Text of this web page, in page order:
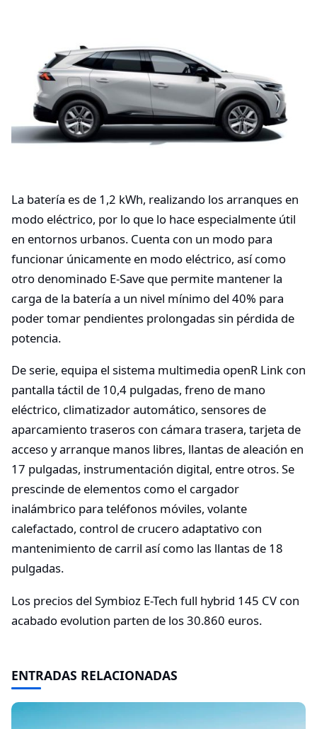
La batería es de 1,2 kWh, realizando los arranques en
modo eléctrico, por lo que lo hace especialmente útil
en entornos urbanos. Cuenta con un modo para
funcionar únicamente en modo eléctrico, así como
otro denominado E-Save que permite mantener la
carga de la batería a un nivel mínimo del 40% para
poder tomar pendientes prolongadas sin pérdida de
potencia.
De serie, equipa el sistema multimedia openR Link con
pantalla táctil de 10,4 pulgadas, freno de mano
eléctrico, climatizador automático, sensores de
aparcamiento traseros con cámara trasera, tarjeta de
acceso y arranque manos libres, llantas de aleación en
17 pulgadas, instrumentación digital, entre otros. Se
prescinde de elementos como el cargador
inalámbrico para teléfonos móviles, volante
calefactado, control de crucero adaptativo con
mantenimiento de carril así como las llantas de 18
pulgadas.
Los precios del Symbioz E-Tech full hybrid 145 CV con
acabado evolution parten de los 30.860 euros.
ENTRADAS RELACIONADAS